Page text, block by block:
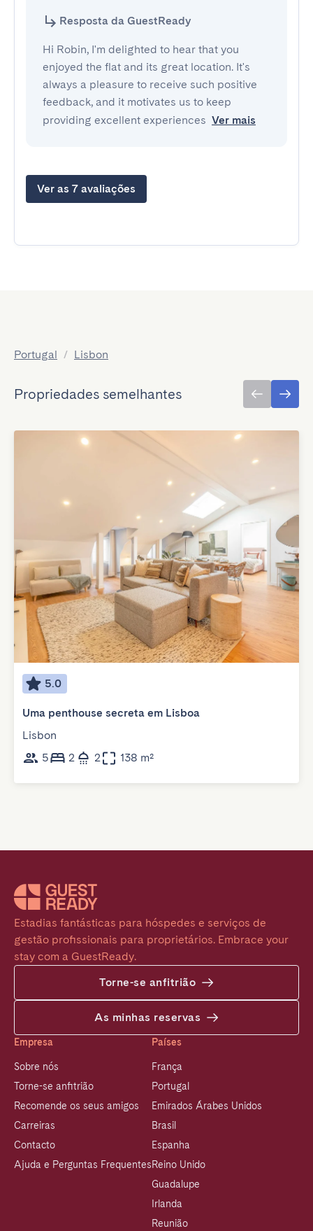
Resposta da GuestReady
Hi Robin, I'm delighted to hear that you
enjoyed the flat and its great location. It's
always a pleasure to receive such positive
feedback, and it motivates us to keep
providing excellent experiences Ver mais
Ver as 7 avaliações
Portugal / Lisbon
Propriedades semelhantes
5.0
Uma penthouse secreta em Lisboa
Lisbon
5
2 2 138 m²
Estadias fantásticas para hóspedes e serviços de
gestão profissionais para proprietários. Embrace your
stay com a GuestReady.
Torne-se anfitrião
As minhas reservas
Empresa
Sobre nós
Torne-se anfitrião
Recomende os seus amigos
Carreiras
Contacto
Ajuda e Perguntas Frequentes
Países
França
Portugal
Emirados Árabes Unidos
Brasil
Espanha
Reino Unido
Guadalupe
Irlanda
Reunião